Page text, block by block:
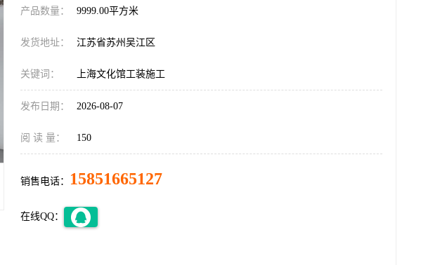
产品数量： 9999.00平方米
发货地址： 江苏省苏州吴江区
关键词： 上海文化馆工装施工
发布日期： 2026-08-07
阅 读 量： 150
销售电话： 15851665127
在线QQ：